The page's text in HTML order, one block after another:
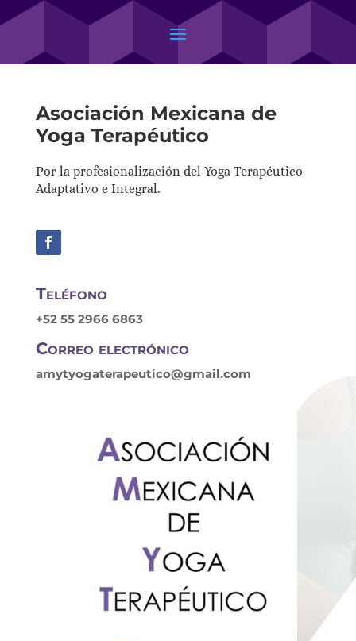
Asociación Mexicana de
Yoga Terapéutico
Por la profesionalización del Yoga Terapéutico
Adaptativo e Integral.
Teléfono
+52 55 2966 6863
Correo electrónico
amytyogaterapeutico@gmail.com